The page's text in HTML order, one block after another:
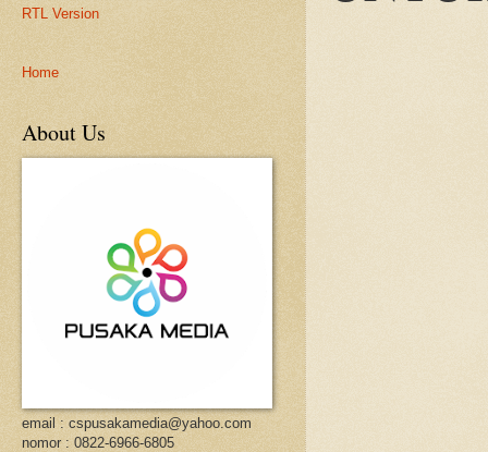
RTL Version
Home
About Us
email : cspusakamedia@yahoo.com
nomor : 0822-6966-6805